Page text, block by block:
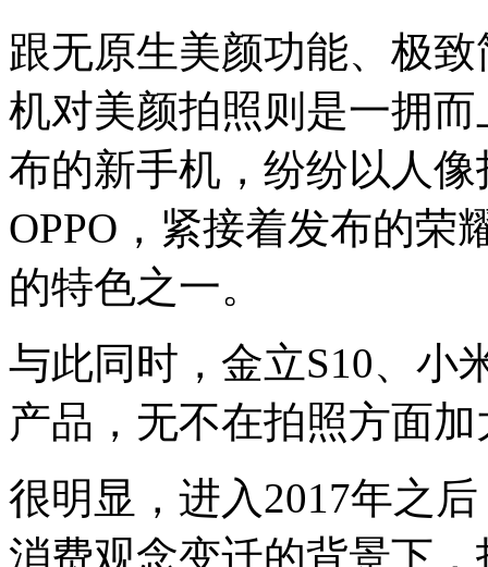
跟无原生美颜功能、极
机对美颜拍照则是一拥
布的新手机，纷纷以人
OPPO，紧接着发布的荣
的特色之一。
与此同时，金立S10、小
产品，无不在拍照方面加
很明显，进入2017年之
消费观念变迁的背景下